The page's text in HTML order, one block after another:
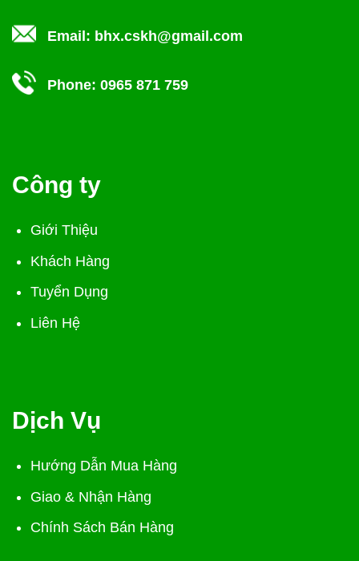
Email: bhx.cskh@gmail.com
Phone: 0965 871 759
Công ty
Giới Thiệu
Khách Hàng
Tuyển Dụng
Liên Hệ
Dịch Vụ
Hướng Dẫn Mua Hàng
Giao & Nhận Hàng
Chính Sách Bán Hàng